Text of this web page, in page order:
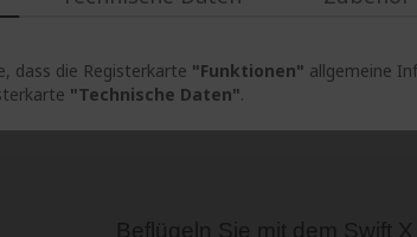
dass die Registerkarte "Funktionen" allgemeine
"Technische Daten".